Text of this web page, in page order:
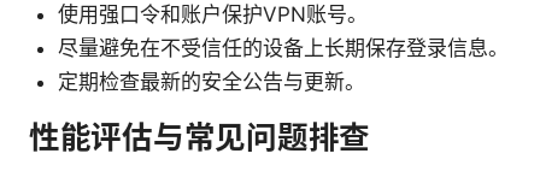
使用强口令和账户保护VPN账号。
尽量避免在不受信任的设备上长期保存登录信息。
定期检查最新的安全公告与更新。
性能评估与常见问题排查